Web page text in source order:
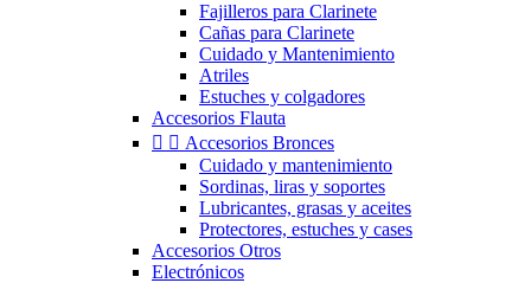
Fajilleros para Clarinete
Cañas para Clarinete
Cuidado y Mantenimiento
Atriles
Estuches y colgadores
Accesorios Flauta
  Accesorios Bronces
Cuidado y mantenimiento
Sordinas, liras y soportes
Lubricantes, grasas y aceites
Protectores, estuches y cases
Accesorios Otros
Electrónicos